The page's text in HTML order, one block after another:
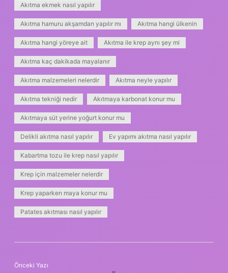
Akıtma ekmek nasıl yapılır
Akıtma hamuru akşamdan yapılır mı Akıtma hangi ülkenin
Akıtma hangi yöreye ait Akıtma ile krep aynı şey mi
Akıtma kaç dakikada mayalanır
Akıtma malzemeleri nelerdir Akıtma neyle yapılır
Akıtma tekniği nedir Akıtmaya karbonat konur mu
Akıtmaya süt yerine yoğurt konur mu
Delikli akıtma nasıl yapılır Ev yapımı akıtma nasıl yapılır
Kabartma tozu ile krep nasıl yapılır
Krep için malzemeler nelerdir
Krep yaparken maya konur mu
Patates akıtması nasıl yapılır
Önceki Yazı